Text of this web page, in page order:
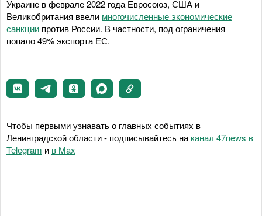
Украине в феврале 2022 года Евросоюз, США и
Великобритания ввели многочисленные экономические
санкции против России. В частности, под ограничения
попало 49% экспорта ЕС.
Чтобы первыми узнавать о главных событиях в
Ленинградской области - подписывайтесь на канал 47news в
Telegram и в Maх